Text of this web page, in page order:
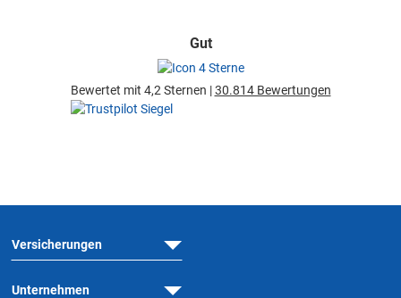
Gut
Bewertet mit 4,2 Sternen |30.814 Bewertungen
Versicherungen
Unternehmen